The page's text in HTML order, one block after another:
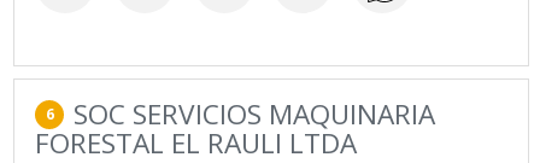
6 SOC SERVICIOS MAQUINARIA
FORESTAL EL RAULI LTDA